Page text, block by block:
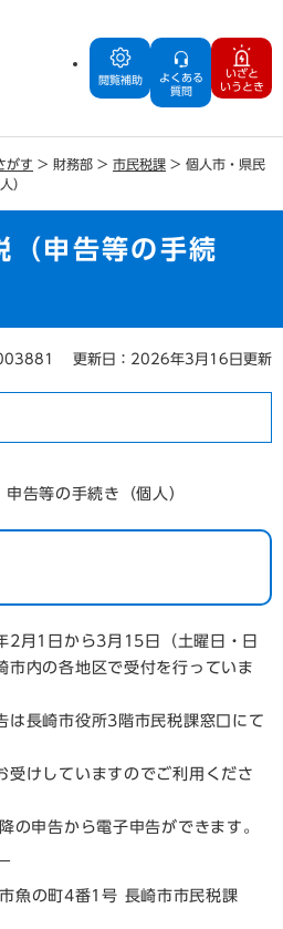
閲覧補助
よくある
質問
いざと
いうとき
がす > 財務部 > 市民税課 > 個人市・県民
）
（申告等の手続
更新日：2026年3月16日更新
申告等の手続き（個人）
2月1日から3月15日（土曜日・日
市内の各地区で受付を行っていま
は長崎市役所3階市民税課窓口にて
受けしていますのでご利用くださ
の申告から電子申告ができます。
魚の町4番1号 長崎市市民税課